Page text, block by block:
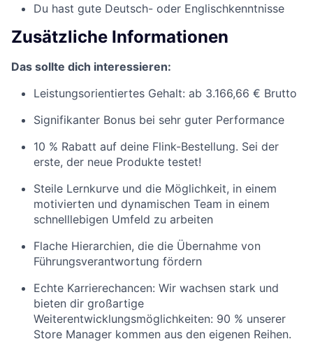
Du hast gute Deutsch- oder Englischkenntnisse
Zusätzliche Informationen
Das sollte dich interessieren:
Leistungsorientiertes Gehalt: ab 3.166,66 € Brutto
Signifikanter Bonus bei sehr guter Performance
10 % Rabatt auf deine Flink-Bestellung. Sei der
erste, der neue Produkte testet!
Steile Lernkurve und die Möglichkeit, in einem
motivierten und dynamischen Team in einem
schnelllebigen Umfeld zu arbeiten
Flache Hierarchien, die die Übernahme von
Führungsverantwortung fördern
Echte Karrierechancen: Wir wachsen stark und
bieten dir großartige
Weiterentwicklungsmöglichkeiten: 90 % unserer
Store Manager kommen aus den eigenen Reihen.